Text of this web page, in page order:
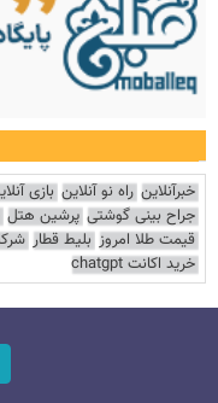
خبرآنلاین راه نو آنلاین بازی
جراح بینی گوشتی پرشین هتل
قیمت طلا امروز بلیط قطار
خرید اکانت chatgpt